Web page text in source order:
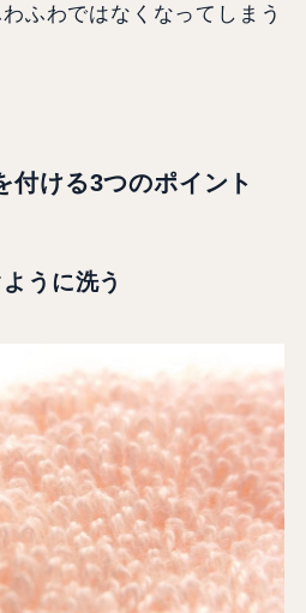
ふわではなくなってしまう
付ける3つのポイント
うに洗う